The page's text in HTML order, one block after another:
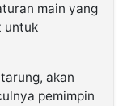
main yang
untuk
akan
pemimpin